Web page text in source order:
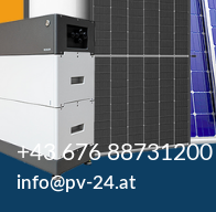
+43 676 88731200
info@pv-24.at